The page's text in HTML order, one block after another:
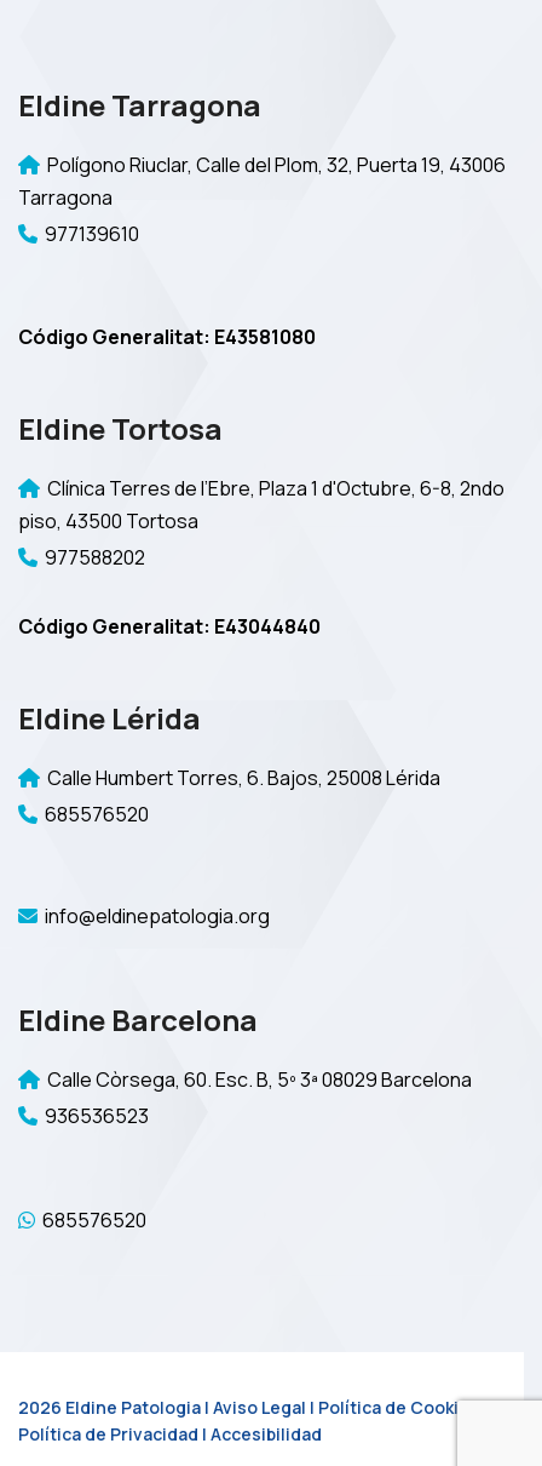
Eldine Tarragona
Polígono Riuclar, Calle del Plom, 32, Puerta 19, 43006
Tarragona
977139610
Código Generalitat: E43581080
Eldine Tortosa
Clínica Terres de l’Ebre, Plaza 1 d'Octubre, 6-8, 2ndo
piso, 43500 Tortosa
977588202
Código Generalitat: E43044840
Eldine Lérida
Calle Humbert Torres, 6. Bajos, 25008 Lérida
685576520
info@eldinepatologia.org
Eldine Barcelona
Calle Còrsega, 60. Esc. B, 5º 3ª 08029 Barcelona
936536523
685576520
2026 Eldine Patologia | Aviso Legal | Política de Cookies|
Política de Privacidad | Accesibilidad